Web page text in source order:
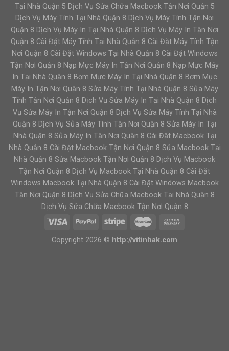
Tại Nhà Quận 5 Dịch Vụ Sửa Chữa Macbook Tận Nơi Quận 5
Dịch Vụ Máy Tính Tại Nhà Quận 8 Dịch Vụ Máy Tính Tận Nơi
Quận 8 Dịch Vụ Máy In Tại Nhà Quận 8 Dịch Vụ Máy In Tận Nơi
Quận 8 Cài Đặt Máy Tính Tại Nhà Quận 8 Cài Đặt Máy Tính Tận
Nơi Quận 8 Cài Đặt Windows Tại Nhà Quận 8 Cài Đặt Windows
Tận Nơi Quận 8 Nạp Mực Máy In Tận Nơi Quận 8 Nạp Mực Máy
In Tại Nhà Quận 8 Bơm Mực Máy In Tại Nhà Quận 8 Bơm Mực
Máy In Tận Nơi Quận 8 Sửa Máy Tính Tại Nhà Quận 8 Sửa Máy
Tính Tận Nơi Quận 8 Dịch Vụ Sửa Máy In Tại Nhà Quận 8 Dịch
Vụ Sửa Máy In Tận Nơi Quận 8 Dịch Vụ Sửa Máy Tính Tại Nhà
Quận 8 Dịch Vụ Sửa Máy Tính Tận Nơi Quận 8 Sửa Máy In Tại
Nhà Quận 8 Sửa Máy In Tận Nơi Quận 8 Cài Đặt Macbook Tại
Nhà Quận 8 Cài Đặt Macbook Tận Nơi Quận 8 Sửa Macbook Tại
Nhà Quận 8 Sửa Macbook Tận Nơi Quận 8 Dịch Vụ Macbook
Tận Nơi Quận 8 Dịch Vụ Macbook Tại Nhà Quận 8 Cài Đặt
Windows Macbook Tại Nhà Quận 8 Cài Đặt Windows Macbook
Tận Nơi Quận 8 Dịch Vụ Sửa Chữa Macbook Tại Nhà Quận 8
Dịch Vụ Sửa Chữa Macbook Tận Nơi Quận 8
Copyright 2026 © http://vitinhak.com